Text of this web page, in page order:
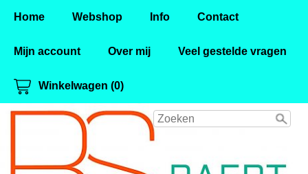
Home Webshop Info Contact
Mijn account Over mij Veel gestelde vragen
Winkelwagen (0)